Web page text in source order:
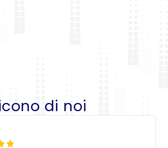
di noi
